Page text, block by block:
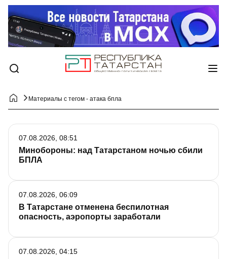
Материалы с тегом - атака бпла
Минобороны: над Татарстаном ночью сбили
БПЛА
07.08.2026, 08:51
В Татарстане отменена беспилотная
опасность, аэропорты заработали
07.08.2026, 06:09
07.08.2026, 04:15